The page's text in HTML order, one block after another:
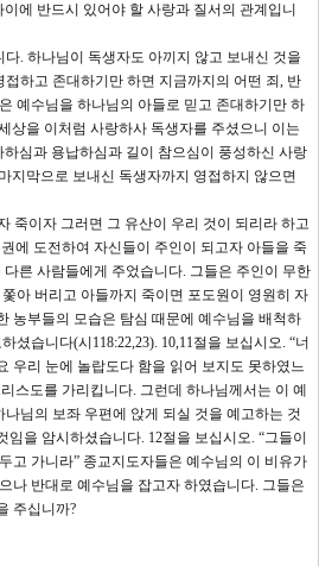
에 반드시 있어야 할 사랑과 질서의 관계입니
. 하나님이 독생자도 아끼지 않고 보내신 것을
하고 존대하기만 하면 지금까지의 어떤 죄, 반
예수님을 하나님의 아들로 믿고 존대하기만 하
상을 이처럼 사랑하사 독생자를 주셨으니 이는
심과 용납하심과 길이 참으심이 풍성하신 사랑
지막으로 보내신 독생자까지 영접하지 않으면
죽이자 그러면 그 유산이 우리 것이 되리라 하고
에 도전하여 자신들이 주인이 되고자 아들을 죽
른 사람들에게 주었습니다. 그들은 주인이 무한
아 버리고 아들까지 죽이면 포도원이 영원히 자
농부들의 모습은 탐심 때문에 예수님을 배척하
습니다(시118:22,23). 10,11절을 보십시오. “너
우리 눈에 놀랍도다 함을 읽어 보지도 못하였느
스도를 가리킵니다. 그런데 하나님께서는 이 예
님의 보좌 우편에 앉게 되실 것을 예고하는 것
을 암시하셨습니다. 12절을 보십시오. “그들이
고 가니라” 종교지도자들은 예수님의 이 비유가
나 반대로 예수님을 잡고자 하였습니다. 그들은
주십니까?